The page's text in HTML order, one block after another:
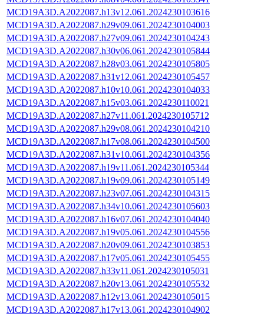
MCD19A3D.A2022087.h13v12.061.2024230103616
MCD19A3D.A2022087.h29v09.061.2024230104003
MCD19A3D.A2022087.h27v09.061.2024230104243
MCD19A3D.A2022087.h30v06.061.2024230105844
MCD19A3D.A2022087.h28v03.061.2024230105805
MCD19A3D.A2022087.h31v12.061.2024230105457
MCD19A3D.A2022087.h10v10.061.2024230104033
MCD19A3D.A2022087.h15v03.061.2024230110021
MCD19A3D.A2022087.h27v11.061.2024230105712
MCD19A3D.A2022087.h29v08.061.2024230104210
MCD19A3D.A2022087.h17v08.061.2024230104500
MCD19A3D.A2022087.h31v10.061.2024230104356
MCD19A3D.A2022087.h19v11.061.2024230105344
MCD19A3D.A2022087.h19v09.061.2024230105149
MCD19A3D.A2022087.h23v07.061.2024230104315
MCD19A3D.A2022087.h34v10.061.2024230105603
MCD19A3D.A2022087.h16v07.061.2024230104040
MCD19A3D.A2022087.h19v05.061.2024230104556
MCD19A3D.A2022087.h20v09.061.2024230103853
MCD19A3D.A2022087.h17v05.061.2024230105455
MCD19A3D.A2022087.h33v11.061.2024230105031
MCD19A3D.A2022087.h20v13.061.2024230105532
MCD19A3D.A2022087.h12v13.061.2024230105015
MCD19A3D.A2022087.h17v13.061.2024230104902